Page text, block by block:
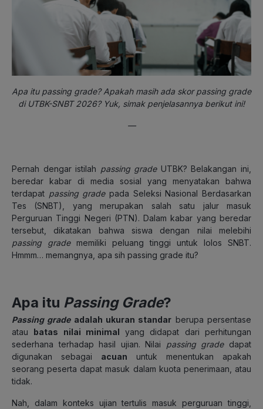
Apa itu passing grade? Apakah masih ada skor passing grade
di UTBK-SNBT 2026? Yuk, simak penjelasannya berikut ini!
—
Pernah dengar istilah passing gradeUTBK? Belakangan ini,
beredar kabar di media sosial yang menyatakan bahwa
terdapat passing grade pada Seleksi Nasional Berdasarkan
Tes (SNBT), yang merupakan salah satu jalur masuk
Perguruan Tinggi Negeri (PTN). Dalam kabar yang beredar
tersebut, dikatakan bahwa siswa dengan nilai melebihi
passing gradememiliki peluang tinggi untuk lolos SNBT.
Hmmm… memangnya, apa sih passing grade itu?
Apa itu Passing Grade?
Passing gradeadalah ukuran standar berupa persentase
atau batas nilai minimal yang didapat dari perhitungan
sederhana terhadap hasil ujian. Nilai passing gradedapat
digunakan sebagai acuan untuk menentukan apakah
seorang peserta dapat masuk dalam kuota penerimaan, atau
tidak.
Nah, dalam konteks ujian tertulis masuk perguruan tinggi,